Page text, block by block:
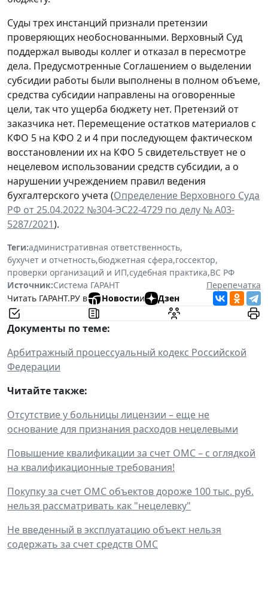
Суды трех инстанций признали претензии
проверяющих необоснованными. Верховный Суд
поддержал выводы коллег и отказал в пересмотре
дела. Предусмотренные Соглашением о выделении
субсидии работы были выполнены в полном объеме,
средства субсидии направлены на оговоренные
цели, так что ущерба бюджету нет. Претензий от
заказчика нет. Перемещение остатков материалов с
КФО 5 на КФО 2 и 4 при последующем фактическом
восстановлении их на КФО 5 свидетельствует не о
нецелевом использовании средств субсидии, а о
нарушении учреждением правил ведения
бухгалтерского учета (Определение Верховного Суда
РФ от 25.04.2022 №304-ЭС22-4729 по делу № А03-
5287/2021).
Теги:административная ответственность,
бухучет и отчетность,бюджетная сфера,госсектор,
проверки организаций и ИП,судебная практика,ВС РФ
Источник:Система ГАРАНТ
Перепечатка
Читать ГАРАНТ.РУ в
Новостии Дзен
Документы по теме:
Арбитражный процессуальный кодекс Российской
Федерации
Читайте также:
Отсутствие у больницы лицензии – еще не
основание для признания расходов нецелевыми
Повышение квалификации за счет ОМС – с оглядкой
на квалификационные требования!
Покупку за счет ОМС объектов дороже 100 тыс. руб.
нельзя рассматривать как "нецелевку"
Не введенный в эксплуатацию объект нельзя
содержать за счет средств ОМС